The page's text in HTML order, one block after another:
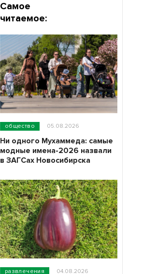
Самое
читаемое:
общество 05.08.2026
Ни одного Мухаммеда: самые
модные имена-2026 назвали
в ЗАГСах Новосибирска
развлечения 04.08.2026